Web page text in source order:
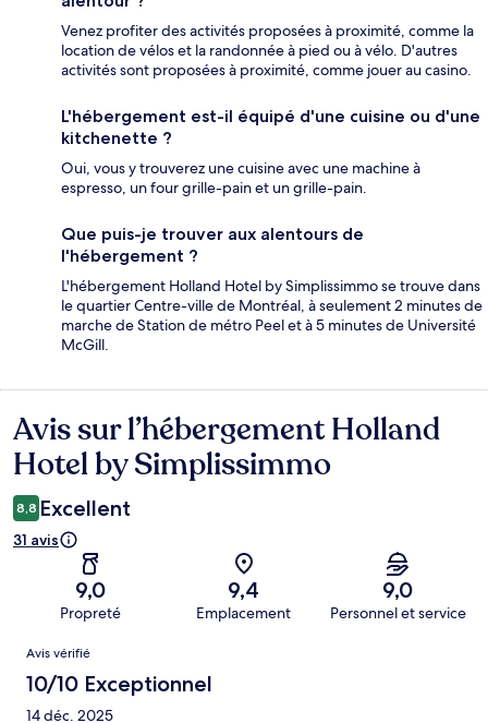
Venez profiter des activités proposées à proximité, comme la
location de vélos et la randonnée à pied ou à vélo. D'autres
activités sont proposées à proximité, comme jouer au casino.
L'hébergement est-il équipé d'une cuisine ou d'une
kitchenette ?
Oui, vous y trouverez une cuisine avec une machine à
espresso, un four grille-pain et un grille-pain.
Que puis-je trouver aux alentours de
l'hébergement ?
L'hébergement Holland Hotel by Simplissimmo se trouve dans
le quartier Centre-ville de Montréal, à seulement 2 minutes de
marche de Station de métro Peel et à 5 minutes de Université
McGill.
Avis
Avis sur l’hébergement Holland
Hotel by Simplissimmo
8,8 Excellent
31 avis
9,0
Propreté
9,4
Emplacement
9,0
Personnel et service
Avis
Avis vérifié
10/10 Exceptionnel
14 déc. 2025